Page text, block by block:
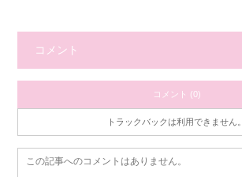
コメント
コメント (0)
トラックバックは利用できません。
この記事へのコメントはありません。